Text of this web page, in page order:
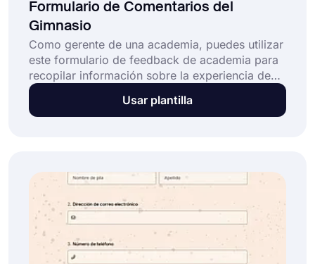
Formulario de Comentarios del
Gimnasio
Como gerente de una academia, puedes utilizar
este formulario de feedback de academia para
recopilar información sobre la experiencia de
tus clientes. Puedes solicitar feedback a tus
clientes con este formulario de feedback de
Usar plantilla